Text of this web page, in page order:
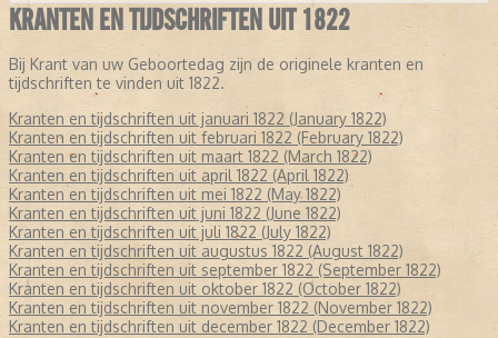
KRANTEN EN TIJDSCHRIFTEN UIT 1822
Bij Krant van uw Geboortedag zijn de originele kranten en
tijdschriften te vinden uit 1822.
Kranten en tijdschriften uit januari 1822 (January 1822)
Kranten en tijdschriften uit februari 1822 (February 1822)
Kranten en tijdschriften uit maart 1822 (March 1822)
Kranten en tijdschriften uit april 1822 (April 1822)
Kranten en tijdschriften uit mei 1822 (May 1822)
Kranten en tijdschriften uit juni 1822 (June 1822)
Kranten en tijdschriften uit juli 1822 (July 1822)
Kranten en tijdschriften uit augustus 1822 (August 1822)
Kranten en tijdschriften uit september 1822 (September 1822)
Kranten en tijdschriften uit oktober 1822 (October 1822)
Kranten en tijdschriften uit november 1822 (November 1822)
Kranten en tijdschriften uit december 1822 (December 1822)